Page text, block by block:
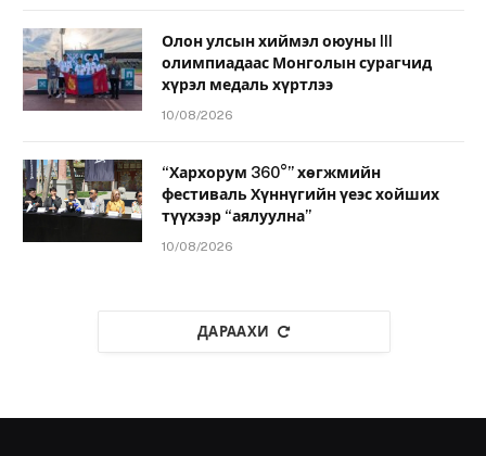
Олон улсын хиймэл оюуны III
олимпиадаас Монголын сурагчид
хүрэл медаль хүртлээ
10/08/2026
“Хархорум 360°” хөгжмийн
фестиваль Хүннүгийн үеэс хойших
түүхээр “аялуулна”
10/08/2026
ДАРААХИ